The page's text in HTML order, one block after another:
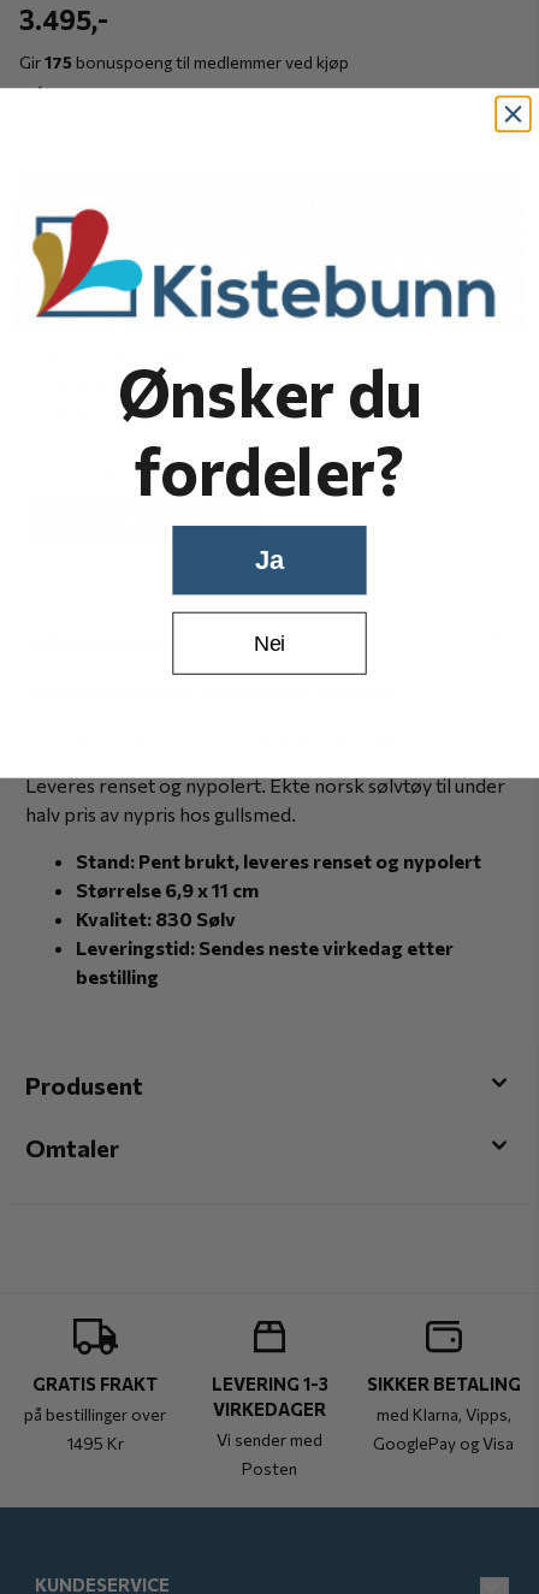
3.495,-
Gir175 bonuspoeng til medlemmer ved kjøp
1 På lager
Kistebunn Kundeklubb
✓ Eksklusive medlemstilbud
✓ Tidlig tilgang til kampanjer
Er du medlem må du være innlogget.
Leveres renset og nypolert. Ekte norsk sølvtøy til under
halv pris av nypris hos gullsmed.
Stand: Pent brukt, leveres renset og nypolert
Størrelse 6,9 x 11 cm
Kvalitet: 830 Sølv
Leveringstid: Sendes neste virkedag etter
bestilling
Produsent
Omtaler
GRATIS FRAKT
på bestillinger over
1495 Kr
LEVERING 1-3
VIRKEDAGER
Vi sender med
Posten
SIKKER BETALING
med Klarna, Vipps,
GooglePay og Visa
KUNDESERVICE
Ønsker du
fordeler?
Ja
Nei